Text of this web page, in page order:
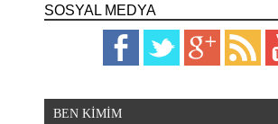
SOSYAL MEDYA
BEN KİMİM